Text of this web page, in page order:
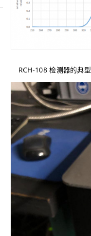
RCH-108 检测器的典